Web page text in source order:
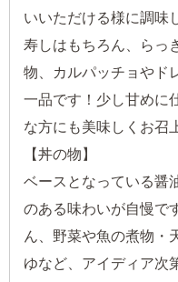
いいただける様に調味
寿しはもちろん、らっ
物、カルパッチョやド
一品です！少し甘めに
な方にも美味しくお召
【丼の物】
ベースとなっている醤
のある味わいが自慢で
ん、野菜や魚の煮物・
ゆなど、アイディア次